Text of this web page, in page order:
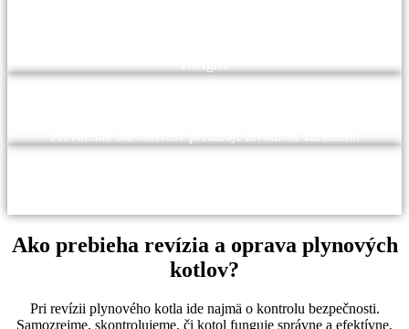
Ako prebieha revízia a oprava plynových
kotlov?
Pri revízii plynového kotla ide najmä o kontrolu bezpečnosti.
Samozrejme, skontrolujeme, či kotol funguje správne a efektívne,